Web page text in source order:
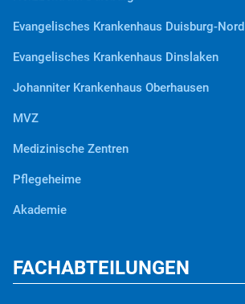
Evangelisches Krankenhaus Duisburg-Nord
Evangelisches Krankenhaus Dinslaken
Johanniter Krankenhaus Oberhausen
MVZ
Medizinische Zentren
Pflegeheime
Akademie
FACHABTEILUNGEN